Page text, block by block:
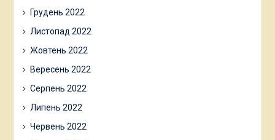
Грудень 2022
Листопад 2022
Жовтень 2022
Вересень 2022
Серпень 2022
Липень 2022
Червень 2022